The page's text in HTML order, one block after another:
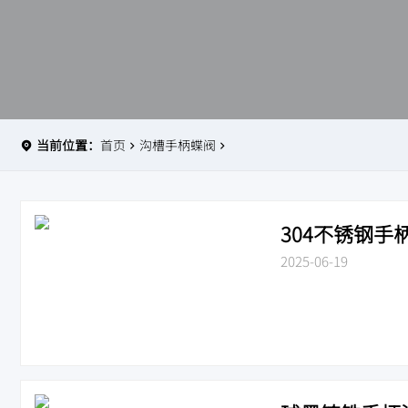
当前位置： 首页 沟槽手柄蝶阀
304不锈钢手
2025-06-19